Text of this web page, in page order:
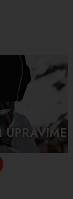
UPRAVÍME